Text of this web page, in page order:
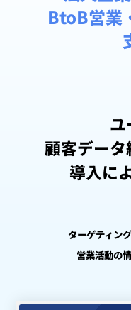
BtoB営業
ユ
顧客デー
導入に
ターゲティン
営業活動の